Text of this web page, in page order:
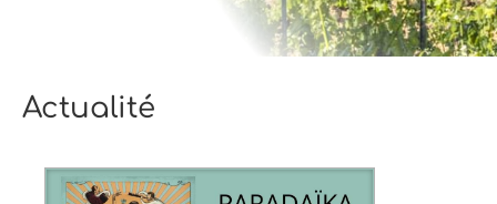
Actualité